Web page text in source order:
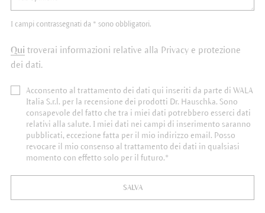
I campi contrassegnati da * sono obbligatori.
Qui troverai informazioni relative alla Privacy e protezione
dei dati.
Acconsento al trattamento dei dati qui inseriti da parte di WALA
Italia S.r.l. per la recensione dei prodotti Dr. Hauschka. Sono
consapevole del fatto che tra i miei dati potrebbero esserci dati
relativi alla salute. I miei dati nei campi di inserimento saranno
pubblicati, eccezione fatta per il mio indirizzo email. Posso
revocare il mio consenso al trattamento dei dati in qualsiasi
momento con effetto solo per il futuro.*
SALVA